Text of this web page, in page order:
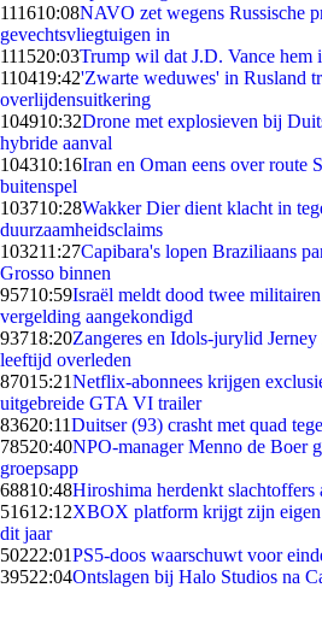
111610:08NAVO zet wegens Russische
gevechtsvliegtuigen in
111520:03Trump wil dat J.D. Vance hem
110419:42'Zwarte weduwes' in Rusland
overlijdensuitkering
104910:32Drone met explosieven bij
hybride aanval
104310:16Iran en Oman eens over route
buitenspel
103710:28Wakker Dier dient klacht in
duurzaamheidsclaims
103211:27Capibara's lopen Braziliaans
Grosso binnen
95710:59Israël meldt dood twee
vergelding aangekondigd
93718:20Zangeres en Idols-jurylid
leeftijd overleden
87015:21Netflix-abonnees krijgen
uitgebreide GTA VI trailer
83620:11Duitser (93) crasht met quad
78520:40NPO-manager Menno de Boer
groepsapp
68810:48Hiroshima herdenkt slachtoffers
51612:12XBOX platform krijgt zijn
dit jaar
50222:01PS5-doos waarschuwt voor
39522:04Ontslagen bij Halo Studios na